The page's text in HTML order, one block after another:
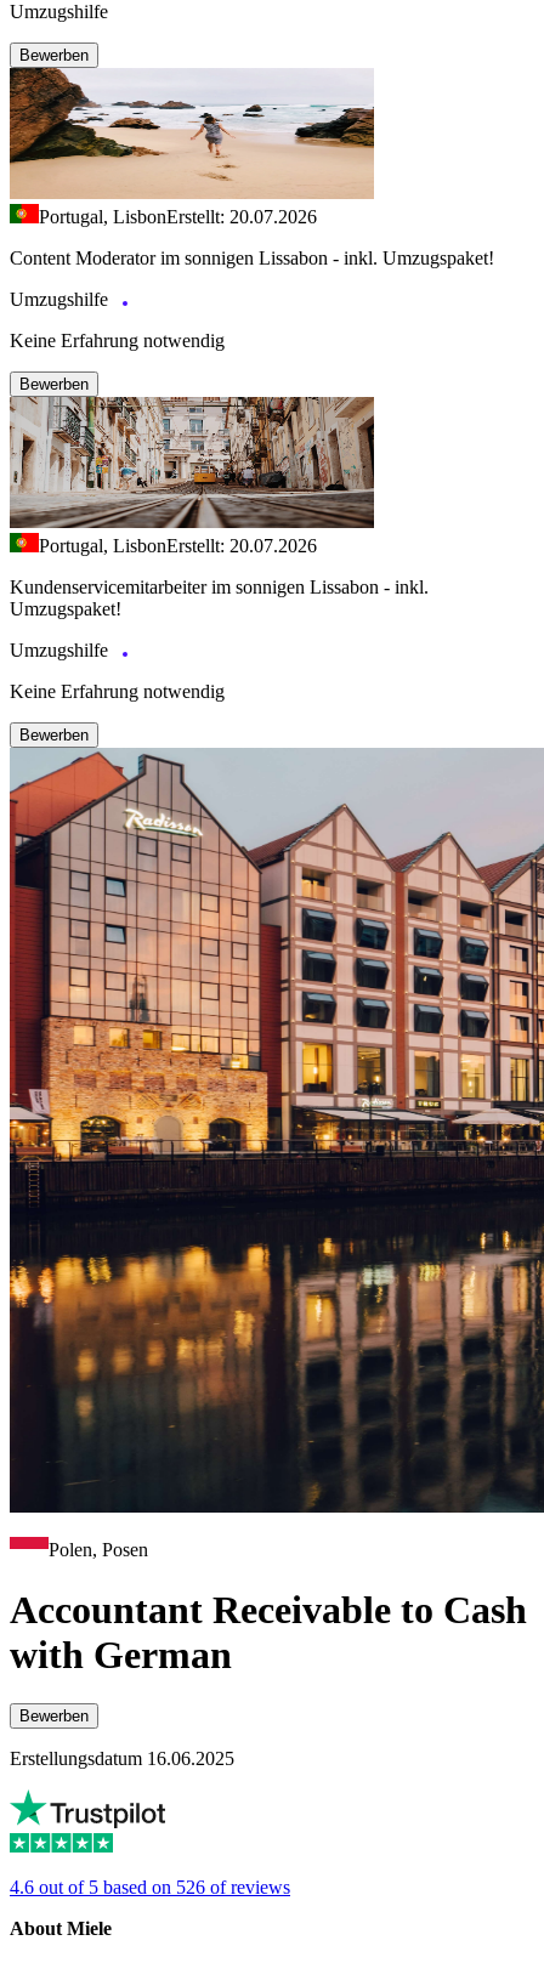
Umzugshilfe
Bewerben
Portugal, LisbonErstellt: 20.07.2026
Content Moderator im sonnigen Lissabon - inkl. Umzugspaket!
Umzugshilfe
Keine Erfahrung notwendig
Bewerben
Portugal, LisbonErstellt: 20.07.2026
Kundenservicemitarbeiter im sonnigen Lissabon - inkl.
Umzugspaket!
Umzugshilfe
Keine Erfahrung notwendig
Bewerben
Polen, Posen
Accountant Receivable to Cash
with German
Bewerben
Erstellungsdatum 16.06.2025
4.6 out of 5 based on 526 of reviews
About Miele